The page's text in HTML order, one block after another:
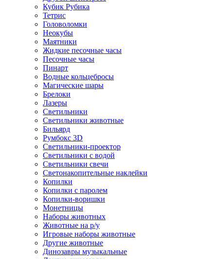
Кубик Рубика
Тетрис
Головоломки
Неокубы
Маятники
Жидкие песочные часы
Песочные часы
Пинарт
Водные кольцебросы
Магические шары
Брелоки
Лазеры
Светильники
Светильники животные
Бильярд
Румбокс 3D
Светильники-проектор
Светильники с водой
Светильники свечи
Светонакопительные наклейки
Копилки
Копилки с паролем
Копилки-воришки
Монетницы
Наборы животных
Животные на р/у
Игровые наборы животные
Другие животные
Динозавры музыкальные